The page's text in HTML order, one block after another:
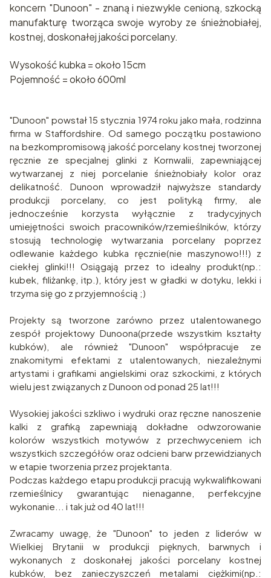
koncern "Dunoon" - znaną i niezwykle cenioną, szkocką
manufakturę tworząca swoje wyroby ze śnieżnobiałej,
kostnej, doskonałej jakości porcelany.
Wysokość kubka = około 15cm
Pojemność = około 600ml
"Dunoon" powstał 15 stycznia 1974 roku jako mała, rodzinna
firma w Staffordshire. Od samego początku postawiono
na bezkompromisową jakość porcelany kostnej tworzonej
ręcznie ze specjalnej glinki z Kornwalii, zapewniającej
wytwarzanej z niej porcelanie śnieżnobiały kolor oraz
delikatność. Dunoon wprowadził najwyższe standardy
produkcji porcelany, co jest polityką firmy, ale
jednocześnie korzysta wyłącznie z tradycyjnych
umiejętności swoich pracowników/rzemieślników, którzy
stosują technologię wytwarzania porcelany poprzez
odlewanie każdego kubka ręcznie(nie maszynowo!!!) z
ciekłej glinki!!! Osiągają przez to idealny produkt(np.:
kubek, filiżankę, itp.), który jest w gładki w dotyku, lekki i
trzyma się go z przyjemnością ;)
Projekty są tworzone zarówno przez utalentowanego
zespół projektowy Dunoona(przede wszystkim kształty
kubków), ale również "Dunoon" współpracuje ze
znakomitymi efektami z utalentowanych, niezależnymi
artystami i grafikami angielskimi oraz szkockimi, z których
wielu jest związanych z Dunoon od ponad 25 lat!!!
Wysokiej jakości szkliwo i wydruki oraz ręczne nanoszenie
kalki z grafiką zapewniają dokładne odwzorowanie
kolorów wszystkich motywów z przechwyceniem ich
wszystkich szczegółów oraz odcieni barw przewidzianych
w etapie tworzenia przez projektanta.
Podczas każdego etapu produkcji pracują wykwalifikowani
rzemieślnicy gwarantując nienaganne, perfekcyjne
wykonanie... i tak już od 40 lat!!!
Zwracamy uwagę, że "Dunoon" to jeden z liderów w
Wielkiej Brytanii w produkcji pięknych, barwnych i
wykonanych z doskonałej jakości porcelany kostnej
kubków, bez zanieczyszczeń metalami ciężkimi(np.: